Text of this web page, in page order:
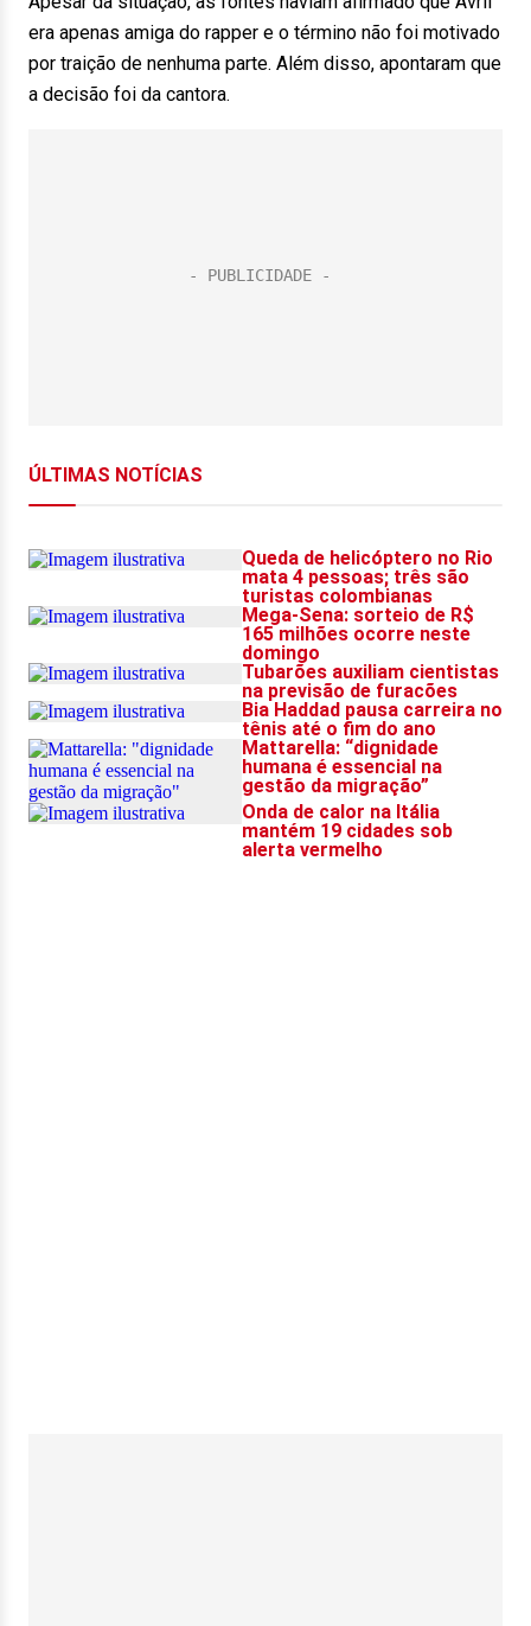
era apenas amiga do rapper e o término não foi motivado
por traição de nenhuma parte. Além disso, apontaram que
a decisão foi da cantora.